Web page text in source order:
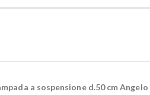
a sospensione d.50 cm